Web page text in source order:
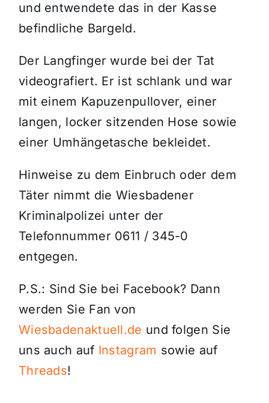
und entwendete das in der Kasse
befindliche Bargeld.
Der Langfinger wurde bei der Tat
videografiert. Er ist schlank und war
mit einem Kapuzenpullover, einer
langen, locker sitzenden Hose sowie
einer Umhängetasche bekleidet.
Hinweise zu dem Einbruch oder dem
Täter nimmt die Wiesbadener
Kriminalpolizei unter der
Telefonnummer 0611 / 345-0
entgegen.
P.S.: Sind Sie bei Facebook? Dann
werden Sie Fan von
Wiesbadenaktuell.de und folgen Sie
uns auch auf Instagram sowie auf
Threads!